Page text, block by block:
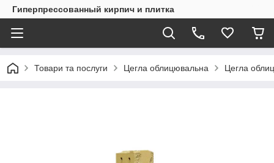
Гиперпрессованный кирпич и плитка
Товари та послуги Цегла облицювальна Цегла